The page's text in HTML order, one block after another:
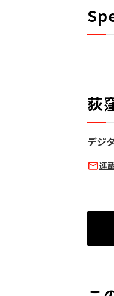
荻
デジ
連